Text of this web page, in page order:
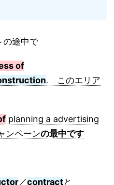
の途中で
of
. このエリア
planning a advertising
ンペーンの最中です
／contractと